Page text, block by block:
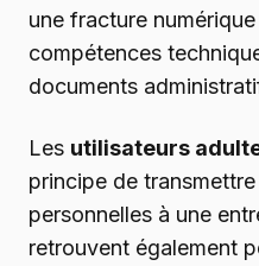
une fracture
compétences
documents
Les utilisateurs
principe de
personnelles à une
retrouvent également